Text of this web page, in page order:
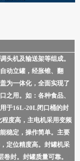
头机及输送架等组成。
动立罐，经胀锥、翻
为一体化，全面实现了
之用。如：各种食品、
于16L-20L闭口桶的封
度高，主电机采用变频
稳定，操作简单。主要
定位精度高。封罐机采
封。封罐质量可靠。